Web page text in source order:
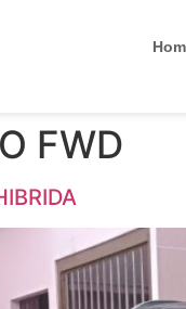
FWD